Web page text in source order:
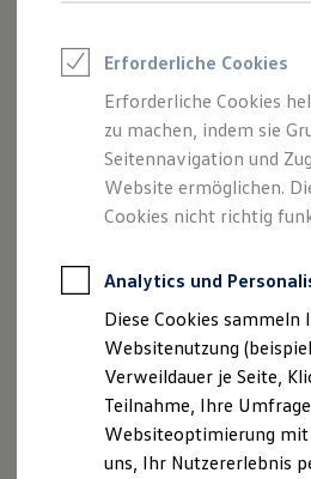
Saisonangebote
Leasing
Leasing-Angebote
Gebrauchtwagen
Junge
Elektroauto Leasing
Kleinwagen-Leasing
Leasing ohne
Autokredit mit
Versicherungen und
Kfz-Versicherung
Garantien
Wartungsverträge
Geschäftskunden
Professional Class
Großkunden
Behörden
Die ENERGY
Erforderliche Cookies
Erforderliche Cookies
zu machen, indem sie
Seitennavigation und
Website ermöglichen.
Cookies nicht richtig
Analytics und
Diese Cookies
Websitenutzung
Verweildauer je Seite,
Teilnahme, Ihre
Websiteoptimierung
uns, Ihr Nutzererlebnis